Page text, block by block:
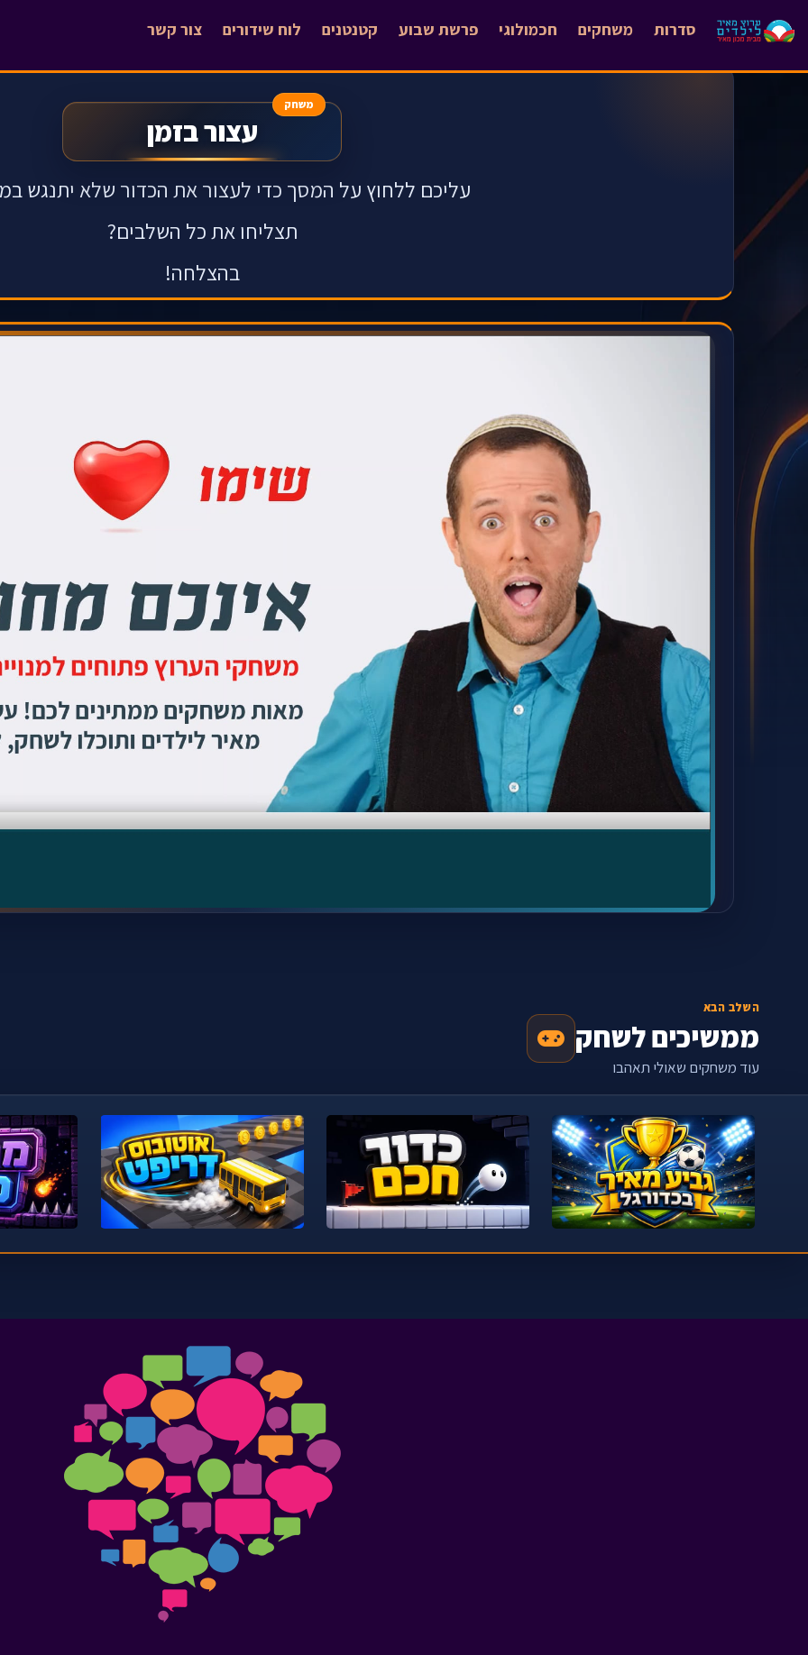
צור קשר לוח שידורים קטנטנים פרשת שבוע חכמולוגי משחקים סדרות
משחק
עצור בזמן
עליכם ללחוץ על המסך כדי לעצור את הכדור שלא יתנגש
תצליחו את כל השלבים?
בהצלחה!
השלב הבא
ממשיכים לשחק
עוד משחקים שאולי תאהבו
‹